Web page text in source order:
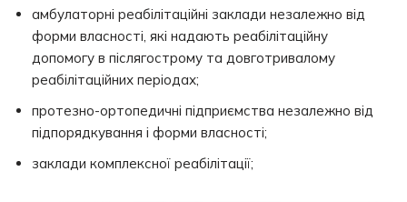
амбулаторні реабілітаційні заклади незалежно від
форми власності, які надають реабілітаційну
допомогу в післягострому та довготривалому
реабілітаційних періодах;
протезно-ортопедичні підприємства незалежно від
підпорядкування і форми власності;
заклади комплексної реабілітації;